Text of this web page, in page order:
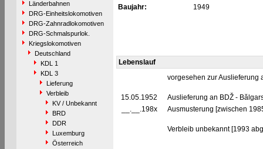
Länderbahnen
DRG-Einheitslokomotiven
DRG-Zahnradlokomotiven
DRG-Schmalspurlok.
Kriegslokomotiven
Deutschland
KDL 1
KDL 3
Lieferung
Verbleib
KV / Unbekannt
BRD
DDR
Luxemburg
Österreich
Baujahr:
1949
Lebenslauf
vorgesehen zur
15.05.1952
Auslieferung an BDŽ -
__.__.198x
Ausmusterung [zwischen
Verbleib unbekannt [1993